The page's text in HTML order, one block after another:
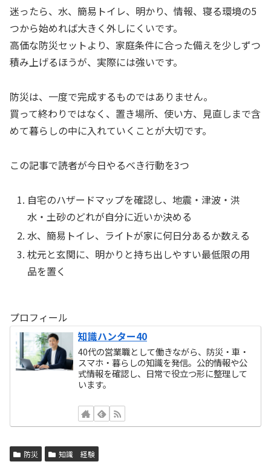
迷ったら、水、簡易トイレ、明かり、情報、寝る環境の5
つから始めれば大きく外しにくいです。
高価な防災セットより、家庭条件に合った備えを少しずつ
積み上げるほうが、実際には強いです。
防災は、一度で完成するものではありません。
買って終わりではなく、置き場所、使い方、見直しまで含
めて暮らしの中に入れていくことが大切です。
この記事で読者が今日やるべき行動を3つ
自宅のハザードマップを確認し、地震・津波・洪
水・土砂のどれが自分に近いか決める
水、簡易トイレ、ライトが家に何日分あるか数える
枕元と玄関に、明かりと持ち出しやすい最低限の用
品を置く
プロフィール
知識ハンター40
40代の営業職として働きながら、防災・車・
スマホ・暮らしの知識を発信。公的情報や公
式情報を確認し、日常で役立つ形に整理して
います。
防災 知識 経験